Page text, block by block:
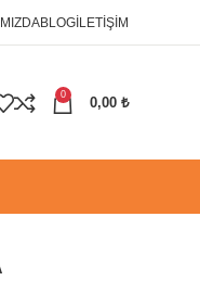
BLOGİLETIŞIM
0
0,00 ₺